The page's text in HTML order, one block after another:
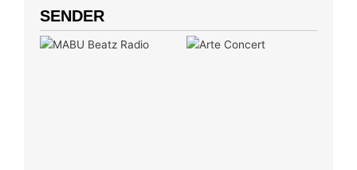
SENDER